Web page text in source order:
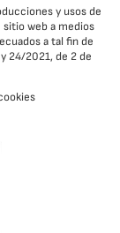
y usos de
web a medios
a tal fin de
24/2021, de 2 de